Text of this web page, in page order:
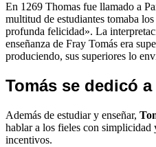
En 1269 Thomas fue llamado a
multitud de estudiantes tomaba los
profunda felicidad». La
enseñanza de Fray Tomás era
produciendo, sus superiores lo
Tomás se dedicó
Además de estudiar y enseñar,
hablar a los fieles con simplicidad
incentivos.